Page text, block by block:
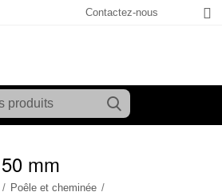
Contactez-nous
mm
/ Poêle et cheminée /